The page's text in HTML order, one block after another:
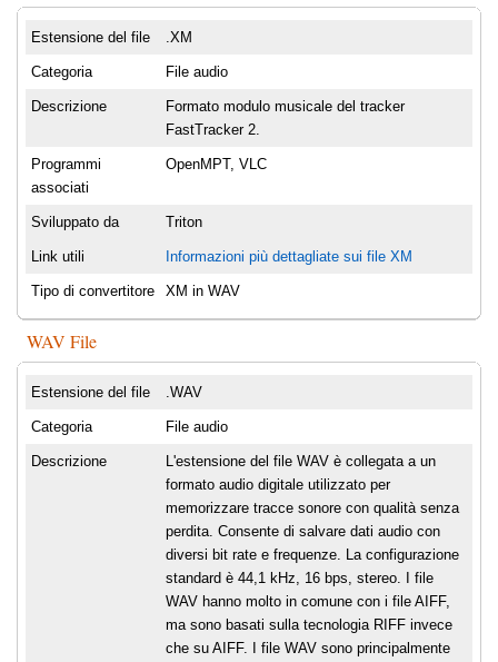
Estensione del file .XM
Categoria File audio
Descrizione
Formato modulo musicale del tracker
FastTracker 2.
Programmi
associati
OpenMPT, VLC
Sviluppato da Triton
Link utili Informazioni più dettagliate sui file XM
Tipo di convertitore XM in WAV
WAV File
Estensione del file .WAV
Categoria File audio
Descrizione
L'estensione del file WAV è collegata a un
formato audio digitale utilizzato per
memorizzare tracce sonore con qualità senza
perdita. Consente di salvare dati audio con
diversi bit rate e frequenze. La configurazione
standard è 44,1 kHz, 16 bps, stereo. I file
WAV hanno molto in comune con i file AIFF,
ma sono basati sulla tecnologia RIFF invece
che su AIFF. I file WAV sono principalmente